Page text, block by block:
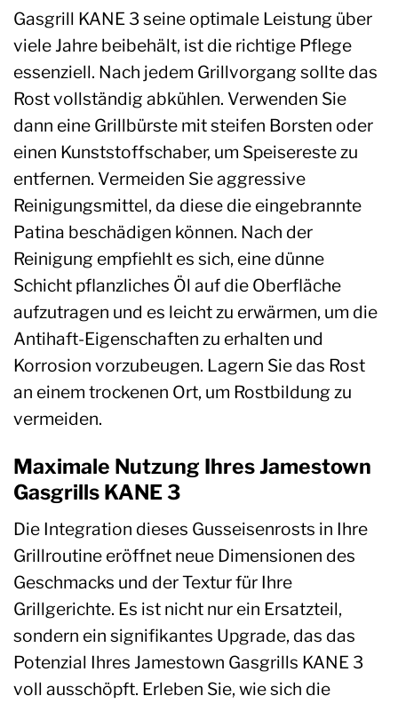
Gasgrill KANE 3 seine optimale Leistung über
viele Jahre beibehält, ist die richtige Pflege
essenziell. Nach jedem Grillvorgang sollte das
Rost vollständig abkühlen. Verwenden Sie
dann eine Grillbürste mit steifen Borsten oder
einen Kunststoffschaber, um Speisereste zu
entfernen. Vermeiden Sie aggressive
Reinigungsmittel, da diese die eingebrannte
Patina beschädigen können. Nach der
Reinigung empfiehlt es sich, eine dünne
Schicht pflanzliches Öl auf die Oberfläche
aufzutragen und es leicht zu erwärmen, um die
Antihaft-Eigenschaften zu erhalten und
Korrosion vorzubeugen. Lagern Sie das Rost
an einem trockenen Ort, um Rostbildung zu
vermeiden.
Maximale Nutzung Ihres Jamestown
Gasgrills KANE 3
Die Integration dieses Gusseisenrosts in Ihre
Grillroutine eröffnet neue Dimensionen des
Geschmacks und der Textur für Ihre
Grillgerichte. Es ist nicht nur ein Ersatzteil,
sondern ein signifikantes Upgrade, das das
Potenzial Ihres Jamestown Gasgrills KANE 3
voll ausschöpft. Erleben Sie, wie sich die